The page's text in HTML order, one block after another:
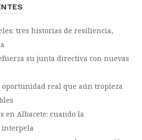
tres historias de resiliencia,
su junta directiva con nuevas
real que aún tropieza
en Albacete: cuando la